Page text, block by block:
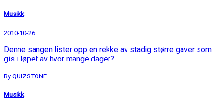
Musikk
2010-10-26
Denne sangen lister opp en rekke av stadig større gaver som
gis i løpet av hvor mange dager?
By QUIZSTONE
Musikk